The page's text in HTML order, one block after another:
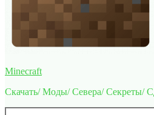
Minecraft
Скачать/ Моды/ Севера/ Секреты/